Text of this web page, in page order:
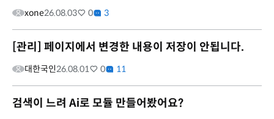
xone26.08.03 0 3
[관리] 페이지에서 변경한 내용이 저장이 안됩니다.
대한국인26.08.01 0 11
검색이 느려 Ai로 모듈 만들어봤어요?